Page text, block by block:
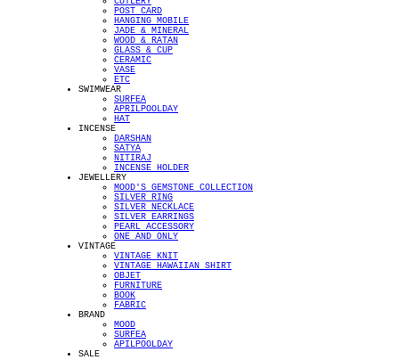
POST CARD
HANGING MOBILE
JADE & MINERAL
WOOD & RATAN
GLASS & CUP
CERAMIC
VASE
ETC
SWIMWEAR
SURFEA
APRILPOOLDAY
HAT
INCENSE
DARSHAN
SATYA
NITIRAJ
INCENSE HOLDER
JEWELLERY
MOOD'S GEMSTONE COLLECTION
SILVER RING
SILVER NECKLACE
SILVER EARRINGS
PEARL ACCESSORY
ONE AND ONLY
VINTAGE
VINTAGE KNIT
VINTAGE HAWAIIAN SHIRT
OBJET
FURNITURE
BOOK
FABRIC
BRAND
MOOD
SURFEA
APILPOOLDAY
SALE